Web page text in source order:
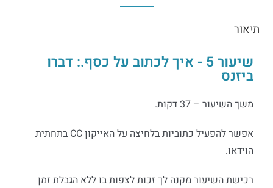
תיאור
שיעור 5 - איך לכתוב על כסף.: דברו
ביזנס
משך השיעור – 37 דקות.
אפשר להפעיל כתוביות בלחיצה על האייקון CC בתחתית
הוידאו.
רכישת השיעור מקנה לך זכות לצפות בו ללא הגבלת זמן